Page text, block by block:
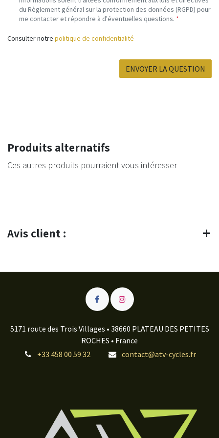
du Règlement général sur la protection des données (RGPD) pour
me contacter et répondre à d'éventuelles questions. *
Consulter notre politique de confidentialité
ENVOYER LA QUESTION
Produits alternatifs
Ces autres produits pourraient vous intéresser
Avis client :
5171 route des Trois Villages • 38660 PLATEAU DES PETITES
ROCHES • France
+33 458 00 59 32
contact@atv-cycles.fr